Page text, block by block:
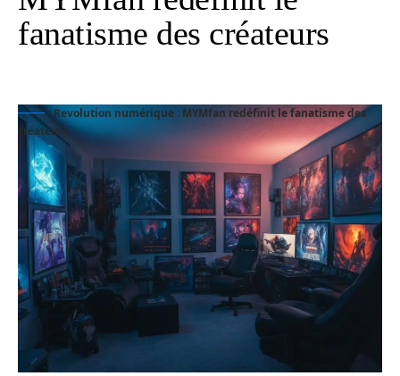
fanatisme des créateurs
Revolution numérique : MYMfan redéfinit le fanatisme des
créateurs